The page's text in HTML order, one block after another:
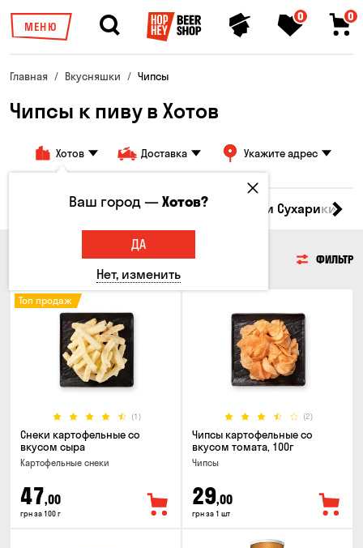
МЕНЮ
0 0
Главная Вкусняшки Чипсы
Чипсы к пиву в Хотов
Хотов Доставка Укажите адрес
Семечки Чипсы Гренки и Сухарики
ФИЛЬТР
(1)
Топ продаж
Снеки картофельные со
вкусом сыра
Картофельные снеки
47,00
грн за 100 г
(2)
Чипсы картофельные со
вкусом томата, 100г
Чипсы
29,00
грн за 1 шт
Ваш город —Хотов?
ДА
Нет, изменить